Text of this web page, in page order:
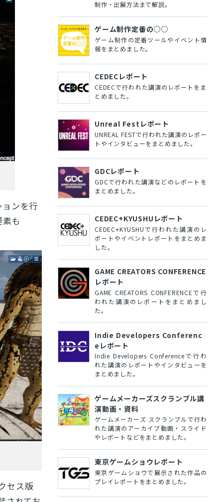
ンを行
も
セス版
制作・出展方法まで解説。
ゲーム制作定番の○○
ゲーム制作の定番ツールやイベント情
報をまとめました。
CEDECレポート
CEDECで行われた講演のレポートをま
とめました。
Unreal Festレポート
UNREAL FESTで行われた講演のレポー
トやインタビューをまとめました。
GDCレポート
GDCで行われた講演などのレポートを
まとめました。
CEDEC+KYUSHUレポート
CEDEC+KYUSHUで行われた講演のレ
ポートやイベントレポートをまとめま
した。
GAME CREATORS CONFERENCE
レポート
GAME CREATORS CONFERENCEで行
われた講演のレポートをまとめまし
た。
Indie Developers Conferenc
eレポート
Indie Developers Conferenceで行わ
れた講演のレポートやインタビューを
まとめました。
ゲームメーカーズスクランブル講
演動画・資料
ゲームメーカーズ スクランブルで行わ
れた講演のアーカイブ動画・スライド
やレポートなどをまとめました。
東京ゲームショウレポート
東京ゲームショウで展示された作品の
プレイレポートをまとめました。